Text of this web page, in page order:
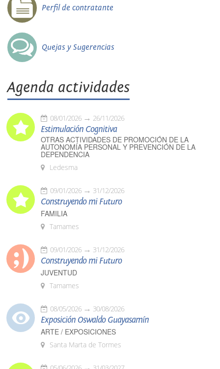
Perfil de contratante
Quejas y Sugerencias
Agenda actividades
08/01/2026 26/11/2026
Estimulación Cognitiva
OTRAS ACTIVIDADES DE PROMOCIÓN DE LA
AUTONOMÍA PERSONAL Y PREVENCIÓN DE LA
DEPENDENCIA
Ledesma
09/01/2026 31/12/2026
Construyendo mi Futuro
FAMILIA
Tamames
09/01/2026 31/12/2026
Construyendo mi Futuro
JUVENTUD
Tamames
08/05/2026 30/08/2026
Exposición Oswaldo Guayasamín
ARTE / EXPOSICIONES
Santa Marta de Tormes